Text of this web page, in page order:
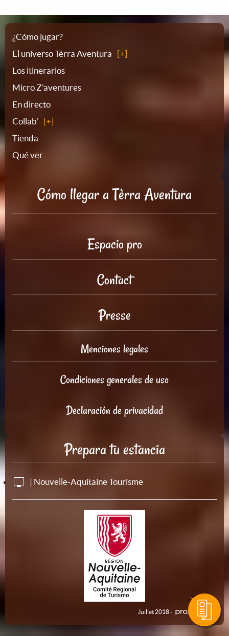
Plano
del
sitio
¿Cómo jugar?
El universo Tèrra Aventura
Los itinerarios
Micro Z'aventures
En directo
Collab'
Tienda
Qué ver
Cómo llegar a Tèrra Aventura
Espacio pro
Contact
Presse
Menciones legales
Condiciones generales de uso
Declaración de privacidad
Prepara tu estancia
| Nouvelle-Aquitaine Tourisme
Juillet 2018 -